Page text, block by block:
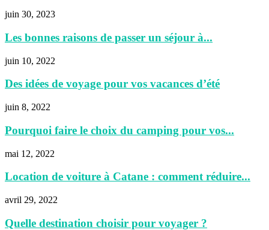
juin 30, 2023
Les bonnes raisons de passer un séjour à...
juin 10, 2022
Des idées de voyage pour vos vacances d’été
juin 8, 2022
Pourquoi faire le choix du camping pour vos...
mai 12, 2022
Location de voiture à Catane : comment réduire...
avril 29, 2022
Quelle destination choisir pour voyager ?